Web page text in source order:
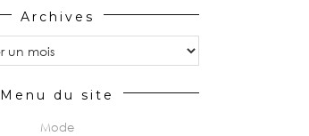
Archives
Menu du site
Mode